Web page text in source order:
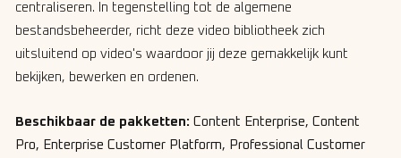
centraliseren. In tegenstelling tot de algemene
bestandsbeheerder, richt deze video bibliotheek zich
uitsluitend op video's waardoor jij deze gemakkelijk kunt
bekijken, bewerken en ordenen.
Beschikbaar de pakketten: Content Enterprise, Content
Pro, Enterprise Customer Platform, Professional Customer